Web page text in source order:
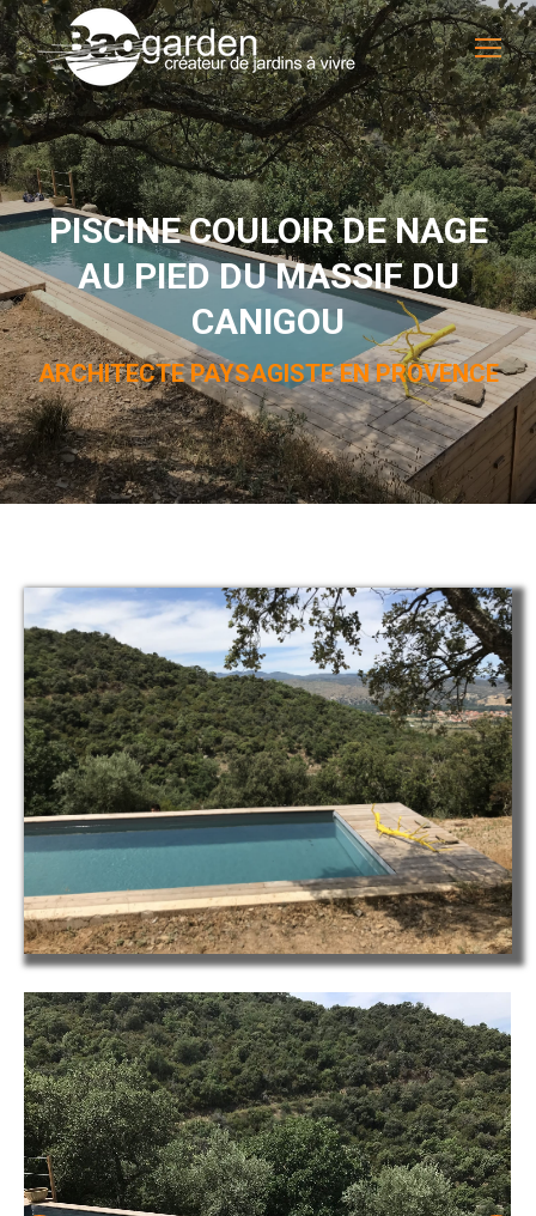
PISCINE COULOIR DE NAGE
AU PIED DU MASSIF DU
CANIGOU
ARCHITECTE PAYSAGISTE EN PROVENCE